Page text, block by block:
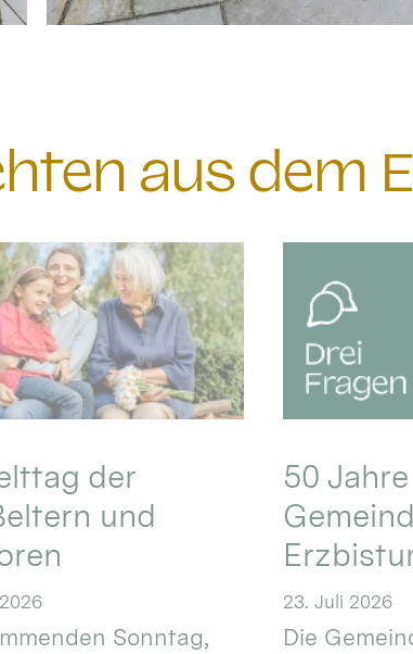
aus dem
der
und
Sonntag,
50 Jahre
23. Juli 2026
Die